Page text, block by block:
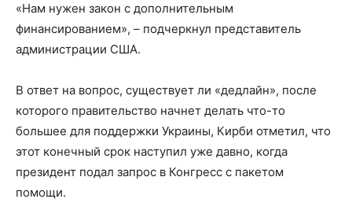
«Нам нужен закон с дополнительным
финансированием», – подчеркнул представитель
администрации США.
В ответ на вопрос, существует ли «дедлайн», после
которого правительство начнет делать что-то
большее для поддержки Украины, Кирби отметил, что
этот конечный срок наступил уже давно, когда
президент подал запрос в Конгресс с пакетом
помощи.